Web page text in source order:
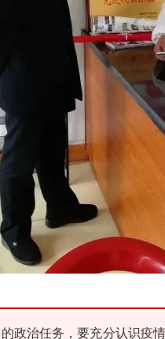
政治任务，要充分认识疫